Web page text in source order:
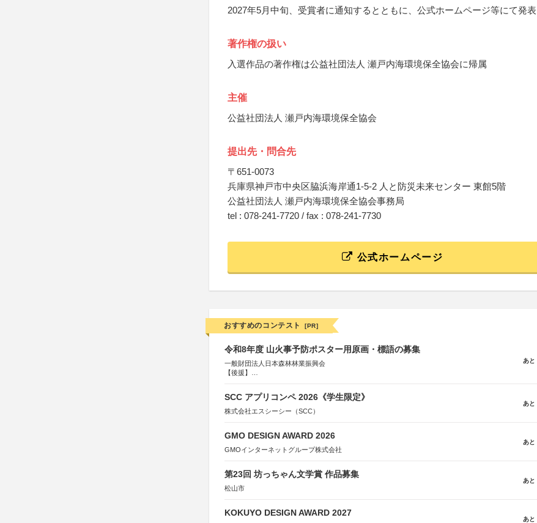
2027年5月中旬、受賞者に通知するとともに、公式ホームページ等にて発表
著作権の扱い
入選作品の著作権は公益社団法人 瀬戸内海環境保全協会に帰属
主催
公益社団法人 瀬戸内海環境保全協会
提出先・問合先
〒651-0073
兵庫県神戸市中央区脇浜海岸通1-5-2 人と防災未来センター 東館5階
公益社団法人 瀬戸内海環境保全協会事務局
tel : 078-241-7720 / fax : 078-241-7730
公式ホームページ
おすすめのコンテスト [PR]
令和8年度 山火事予防ポスター用原画・標語の募集
一般財団法人日本森林林業振興会
【後援】
あと
SCC アプリコンペ 2026《学生限定》
株式会社エスシーシー（SCC）
あと
GMO DESIGN AWARD 2026
GMOインターネットグループ株式会社
あと
第23回 坊っちゃん文学賞 作品募集
松山市
あと
KOKUYO DESIGN AWARD 2027
あと